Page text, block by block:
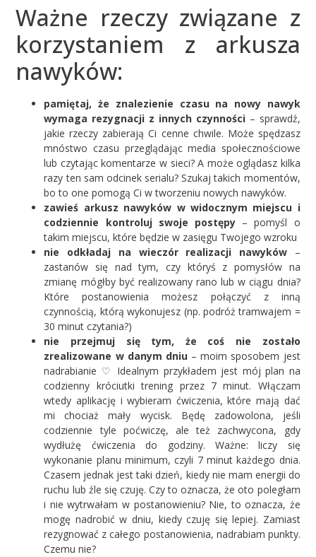
Ważne rzeczy związane z
korzystaniem z arkusza
nawyków:
pamiętaj, że znalezienie czasu na nowy nawyk
wymaga rezygnacji z innych czynności– sprawdź,
jakie rzeczy zabierają Ci cenne chwile. Może spędzasz
mnóstwo czasu przeglądając media społecznościowe
lub czytając komentarze w sieci? A może oglądasz kilka
razy ten sam odcinek serialu? Szukaj takich momentów,
bo to one pomogą Ci w tworzeniu nowych nawyków.
zawieś arkusz nawyków w widocznym miejscu i
codziennie kontroluj swoje postępy – pomyśl o
takim miejscu, które będzie w zasięgu Twojego wzroku
nie odkładaj na wieczór realizacji nawyków–
zastanów się nad tym, czy któryś z pomysłów na
zmianę mógłby być realizowany rano lub w ciągu dnia?
Które postanowienia możesz połączyć z inną
czynnością, którą wykonujesz (np. podróż tramwajem =
30 minut czytania?)
nie przejmuj się tym, że coś nie zostało
zrealizowane w danym dniu– moim sposobem jest
nadrabianie ♡ Idealnym przykładem jest mój plan na
codzienny króciutki trening przez 7 minut. Włączam
wtedy aplikację i wybieram ćwiczenia, które mają dać
mi chociaż mały wycisk. Będę zadowolona, jeśli
codziennie tyle poćwiczę, ale też zachwycona, gdy
wydłużę ćwiczenia do godziny. Ważne: liczy się
wykonanie planu minimum, czyli 7 minut każdego dnia.
Czasem jednak jest taki dzień, kiedy nie mam energii do
ruchu lub źle się czuję. Czy to oznacza, że oto poległam
i nie wytrwałam w postanowieniu? Nie, to oznacza, że
mogę nadrobić w dniu, kiedy czuję się lepiej. Zamiast
rezygnować z całego postanowienia, nadrabiam punkty.
Czemu nie?